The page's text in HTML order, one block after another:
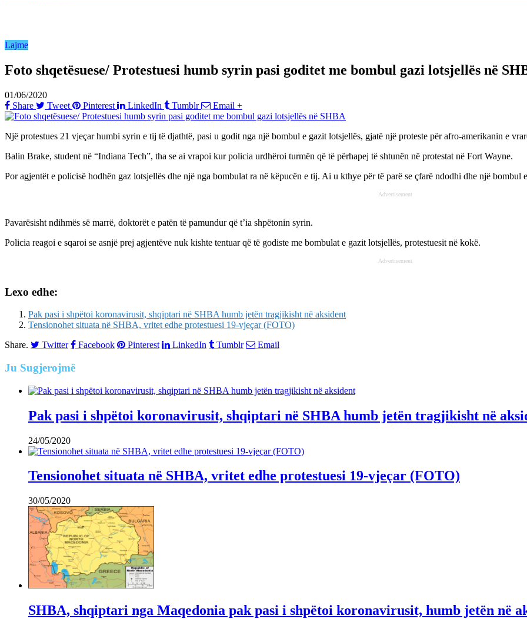
Lajme
Foto shqetësuese/ Protestuesi humb syrin pasi goditet me bombul gazi lotsjellës në
01/06/2020
Share
Tweet Pinterest LinkedIn Tumblr Email +
Një protestues 21 vjeçar humbi syrin e tij të djathtë, pasi u godit nga një bombul e gazit lotsjellës, gjatë një proteste për afro-amerikanin e
Balin Brake, student në “Indiana Tech”, tha se ai vrapoi kur policia urdhëroi turmën që të përhapej të shtunën në protestat në Fort Wayne.
Por agjentët e policisë hodhën gaz lotsjellës dhe një nga bombulat ra në këpucën e tij. Ai u kthye për të parë se çfarë ndodhi dhe një
Advertisement
Pavarësisht ndihmës së marrë, doktorët e patën të pamundur që t’ia shpëtonin syrin.
Policia reagoi e sqaroi se asnjë prej agjentëve nuk kishte tentuar që të godiste me bombulat e gazit lotsjellës, protestuesit në kokë.
Advertisement
Lexo edhe:
Pak pasi i shpëtoi koronavirusit, shqiptari në SHBA humb jetën tragjikisht në aksident
Tensionohet situata në SHBA, vritet edhe protestuesi 19-vjeçar (FOTO)
Share.
Twitter Facebook Pinterest LinkedIn Tumblr Email
Ju Sugjerojmë
Pak pasi i shpëtoi koronavirusit, shqiptari në SHBA humb jetën tragjikisht në
24/05/2020
Tensionohet situata në SHBA, vritet edhe protestuesi 19-vjeçar (FOTO)
30/05/2020
SHBA, shqiptari nga Maqedonia pak pasi i shpëtoi koronavirusit, humb jetën në